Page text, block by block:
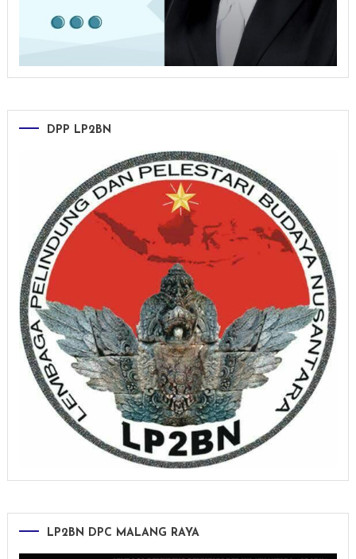
DPP LP2BN
LP2BN DPC MALANG RAYA